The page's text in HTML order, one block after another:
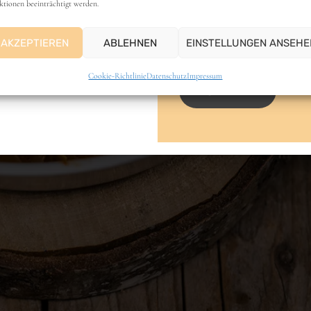
beeinträchtigt werden.
AKZEPTIEREN ABLEHNEN EINSTELLUNGEN
Cookie-RichtlinieDatenschutzImpressum